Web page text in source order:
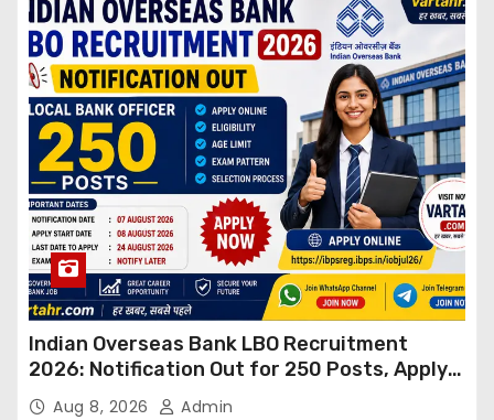
Indian Overseas Bank LBO Recruitment
2026: Notification Out for 250 Posts, Apply
OnlineAug 8, 2026 Admin